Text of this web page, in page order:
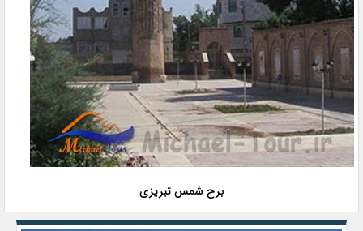
برج شمس تبریزی